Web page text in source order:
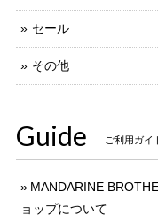
セール
その他
Guide ご利用ガイ
MANDARINE
ョップについて